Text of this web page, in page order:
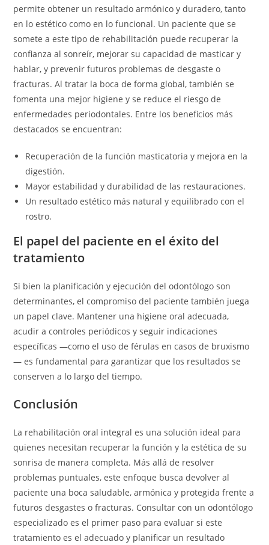
permite obtener un resultado armónico y duradero, tanto
en lo estético como en lo funcional. Un paciente que se
somete a este tipo de rehabilitación puede recuperar la
confianza al sonreír, mejorar su capacidad de masticar y
hablar, y prevenir futuros problemas de desgaste o
fracturas. Al tratar la boca de forma global, también se
fomenta una mejor higiene y se reduce el riesgo de
enfermedades periodontales. Entre los beneficios más
destacados se encuentran:
Recuperación de la función masticatoria y mejora en la
digestión.
Mayor estabilidad y durabilidad de las restauraciones.
Un resultado estético más natural y equilibrado con el
rostro.
El papel del paciente en el éxito del
tratamiento
Si bien la planificación y ejecución del odontólogo son
determinantes, el compromiso del paciente también juega
un papel clave. Mantener una higiene oral adecuada,
acudir a controles periódicos y seguir indicaciones
específicas —como el uso de férulas en casos de bruxismo
— es fundamental para garantizar que los resultados se
conserven a lo largo del tiempo.
Conclusión
La rehabilitación oral integral es una solución ideal para
quienes necesitan recuperar la función y la estética de su
sonrisa de manera completa. Más allá de resolver
problemas puntuales, este enfoque busca devolver al
paciente una boca saludable, armónica y protegida frente a
futuros desgastes o fracturas. Consultar con un odontólogo
especializado es el primer paso para evaluar si este
tratamiento es el adecuado y planificar un resultado